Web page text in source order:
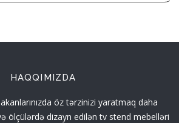
HAQQIMIZDA
öz tərzinizi yaratmaq daha
ölçülərdə dizayn edilən tv stend mebelləri